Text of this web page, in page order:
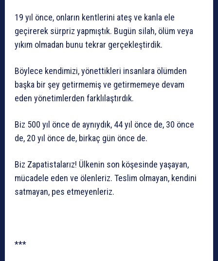
19 yıl önce, onların kentlerini ateş ve kanla ele
geçirerek sürpriz yapmıştık. Bugün silah, ölüm veya
yıkım olmadan bunu tekrar gerçekleştirdik.
Böylece kendimizi, yönettikleri insanlara ölümden
başka bir şey getirmemiş ve getirmemeye devam
eden yönetimlerden farklılaştırdık.
Biz 500 yıl önce de aynıydık, 44 yıl önce de, 30 önce
de, 20 yıl önce de, birkaç gün önce de.
Biz Zapatistalarız! Ülkenin son köşesinde yaşayan,
mücadele eden ve ölenleriz. Teslim olmayan, kendini
satmayan, pes etmeyenleriz.
***